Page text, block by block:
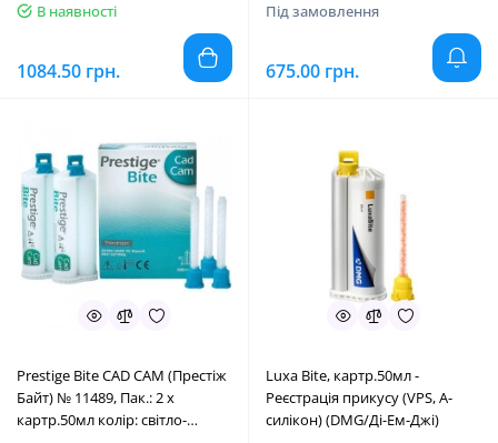
В наявності
1084.50 грн.
Під замовлення
675.00 грн.
Prestige Bite CAD CAM (Престіж
Байт) № 11489, Пак.: 2 х
картр.50мл колір: світло-
Luxa Bite, картр.50мл -
Реєстрація прикусу (VPS, A-
силікон) (DMG/Ді-Ем-Джі)